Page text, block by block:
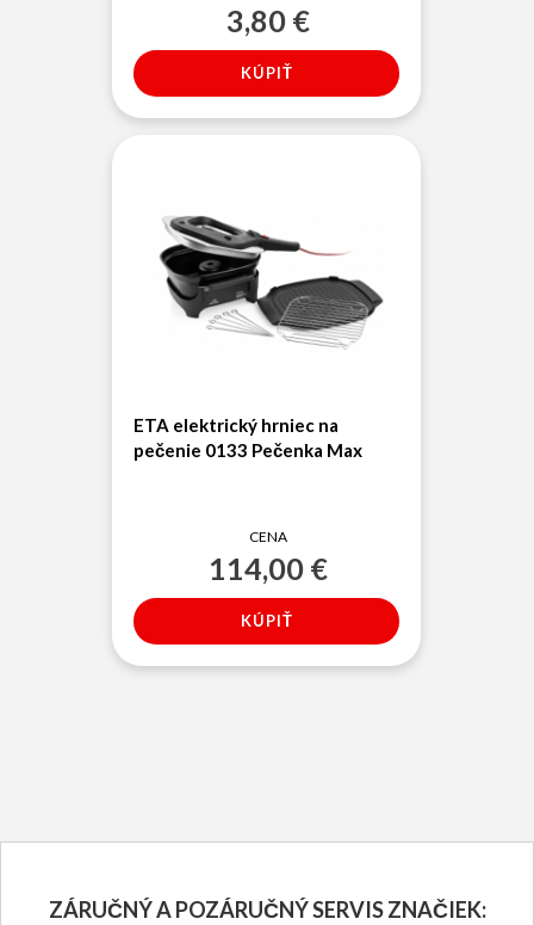
3,80 €
ETA elektrický hrniec na
pečenie 0133 Pečenka Max
CENA
114,00 €
ZÁRUČNÝ A POZÁRUČNÝ SERVIS ZNAČIEK: